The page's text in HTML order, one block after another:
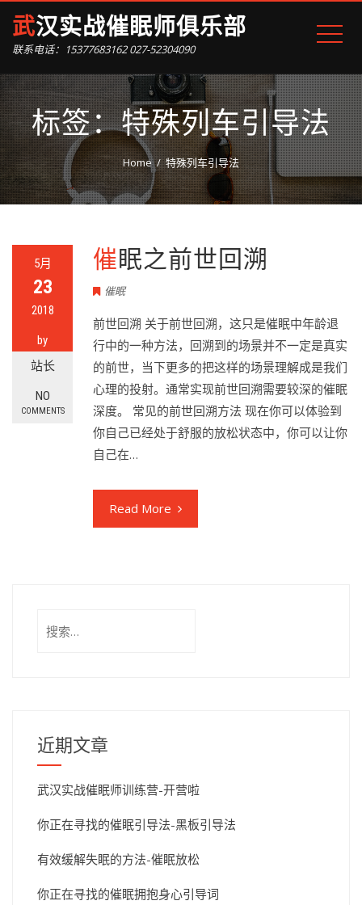
武汉实战催眠师俱乐部
联系电话：15377683162 027-52304090
标签：特殊列车引导法
Home 特殊列车引导法
5月
23
2018
by
站长
NO
COMMENTS
催眠之前世回溯
催眠
前世回溯 关于前世回溯，这只是催眠中年龄退
行中的一种方法，回溯到的场景并不一定是真实
的前世，当下更多的把这样的场景理解成是我们
心理的投射。通常实现前世回溯需要较深的催眠
深度。 常见的前世回溯方法 现在你可以体验到
你自己已经处于舒服的放松状态中，你可以让你
自己在…
Read More
索：
近期文章
武汉实战催眠师训练营-开营啦
你正在寻找的催眠引导法-黑板引导法
有效缓解失眠的方法-催眠放松
你正在寻找的催眠拥抱身心引导词